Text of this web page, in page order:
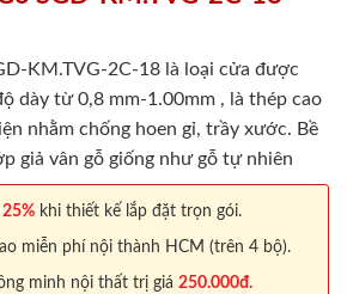
KM.TVG-2C-18 là loại cửa được
dày từ 0,8 mm-1.00mm , là thép cao
nhằm chống hoen gỉ, trầy xước. Bề
giả vân gỗ giống như gỗ tự nhiên
25% khi thiết kế lắp đặt trọn gói.
miễn phí nội thành HCM (trên 4 bộ).
minh nội thất trị giá 250.000đ.